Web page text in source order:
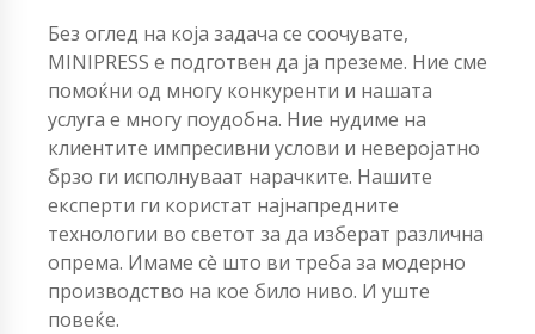
Без оглед на која задача се соочувате,
MINIPRESS е подготвен да ја преземе. Ние сме
помоќни од многу конкуренти и нашата
услуга е многу поудобна. Ние нудиме на
клиентите импресивни услови и неверојатно
брзо ги исполнуваат нарачките. Нашите
експерти ги користат најнапредните
технологии во светот за да изберат различна
опрема. Имаме сè што ви треба за модерно
производство на кое било ниво. И уште
повеќе.